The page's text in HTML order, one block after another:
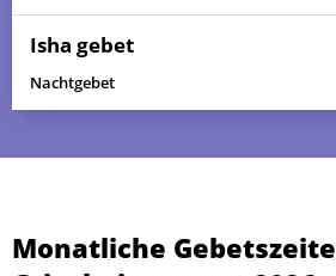
Isha gebet
Nachtgebet
Monatliche
01, Sa 03:21 05:55 13:32